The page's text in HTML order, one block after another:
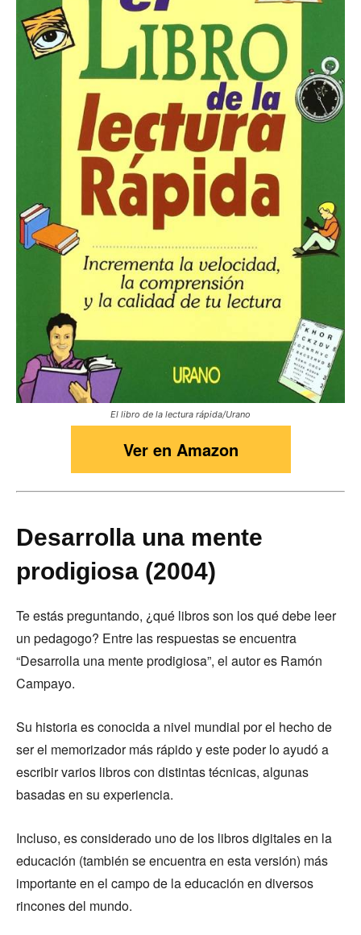
El libro de la lectura rápida/Urano
Ver en Amazon
Desarrolla una mente
prodigiosa (2004)
Te estás preguntando, ¿qué libros son los qué debe leer
un pedagogo? Entre las respuestas se encuentra
“Desarrolla una mente prodigiosa”, el autor es Ramón
Campayo.
Su historia es conocida a nivel mundial por el hecho de
ser el memorizador más rápido y este poder lo ayudó a
escribir varios libros con distintas técnicas, algunas
basadas en su experiencia.
Incluso, es considerado uno de los libros digitales en la
educación (también se encuentra en esta versión) más
importante en el campo de la educación en diversos
rincones del mundo.